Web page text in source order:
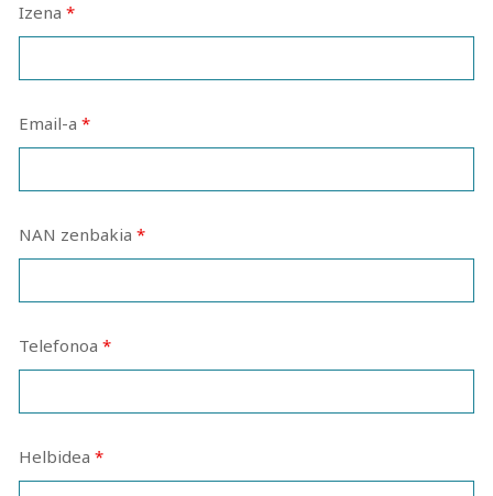
Izena *
Email-a *
NAN zenbakia *
Telefonoa *
Helbidea *